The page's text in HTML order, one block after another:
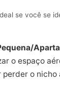
se você se
o espaço
perder o nicho